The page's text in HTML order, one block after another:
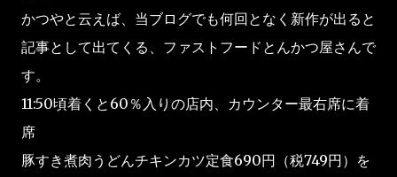
かつやと云えば、当ブログでも何回となく新作が出ると
記事として出てくる、ファストフードとんかつ屋さんで
す。
11:50頃着くと60％入りの店内、カウンター最右席に着
席
豚すき煮肉うどんチキンカツ定食690円（税749円）を